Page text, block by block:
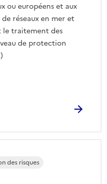
ou européens et aux
réseaux en mer et
le traitement des
de protection
des risques